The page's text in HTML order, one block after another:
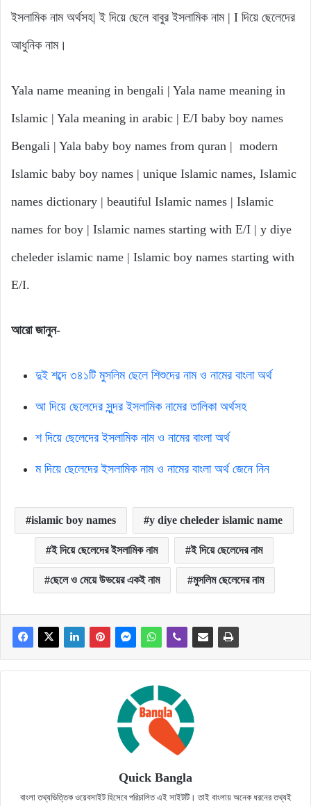
ইসলামিক নাম অর্থসহ| ই দিয়ে ছেলে বাবুর ইসলামিক নাম | I দিয়ে ছেলেদের
আধুনিক নাম।
Yala name meaning in bengali | Yala name meaning in
Islamic | Yala meaning in arabic | E/I baby boy names
Bengali | Yala baby boy names from quran | modern
Islamic baby boy names | unique Islamic names, Islamic
names dictionary | beautiful Islamic names | Islamic
names for boy | Islamic names starting with E/I | y diye
cheleder islamic name | Islamic boy names starting with
E/I.
আরোজানুন-
দুই শব্দে ৩৪১টি মুসলিম ছেলে শিশুদের নাম ও নামের বাংলা অর্থ
আ দিয়ে ছেলেদের সুন্দর ইসলামিক নামের তালিকা অর্থসহ
শ দিয়ে ছেলেদের ইসলামিক নাম ও নামের বাংলা অর্থ
ম দিয়ে ছেলেদের ইসলামিক নাম ও নামের বাংলা অর্থ জেনে নিন
islamic boy names y diye cheleder islamic name
ই দিয়ে ছেলেদের ইসলামিক নাম ই দিয়ে ছেলেদের নাম
ছেলে ও মেয়ে উভয়ের একই নাম মুসলিম ছেলেদের নাম
Quick Bangla
বাংলা তথ্যভিত্তিক ওয়েবসাইট হিসেবে পরিচালিত এই সাইটটি। তাই বাংলায় অনেক ধরনের তথ্যই